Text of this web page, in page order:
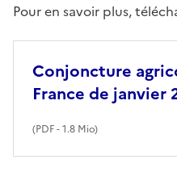
Pour en savoir plus,
Conjoncture
France de janvier
(PDF- 1.8 Mio)